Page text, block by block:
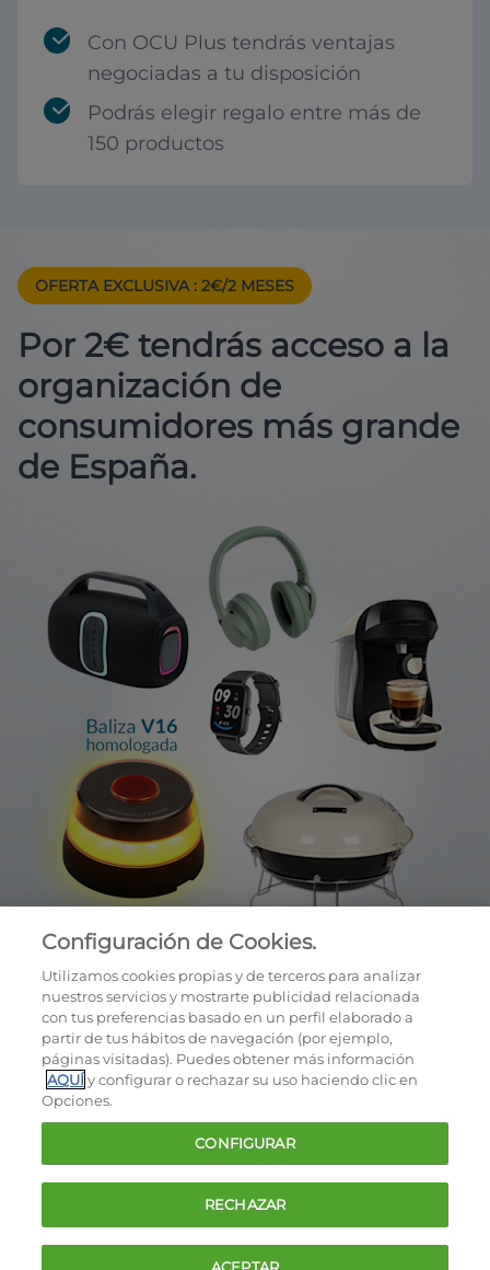
Con OCU Plus tendrás ventajas
negociadas a tu disposición
Podrás elegir regalo entre más de
150 productos
OFERTA EXCLUSIVA : 2€/2 MESES
Por 2€ tendrás acceso a la
organización de
consumidores más grande
de España.
Cookies
Política de privacidad
Términos y condiciones de la oferta
Contacto
FAQ
Configuración de Cookies.
Utilizamos cookies propias y de terceros para analizar
nuestros servicios y mostrarte publicidad relacionada
con tus preferencias basado en un perfil elaborado a
partir de tus hábitos de navegación (por ejemplo,
páginas visitadas). Puedes obtener más información
AQUÍy configurar o rechazar su uso haciendo clic en
Opciones.
CONFIGURAR
RECHAZAR